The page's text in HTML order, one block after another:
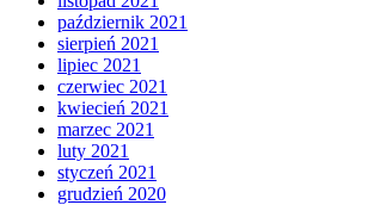
październik 2021
sierpień 2021
lipiec 2021
czerwiec 2021
kwiecień 2021
marzec 2021
luty 2021
styczeń 2021
grudzień 2020